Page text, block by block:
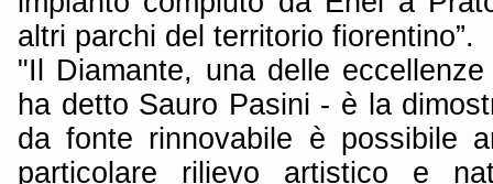
altri parchi del territorio fiorentino”.
"Il Diamante, una delle
ha detto Sauro Pasini - è la
da fonte rinnovabile è possibile
particolare rilievo artistico e